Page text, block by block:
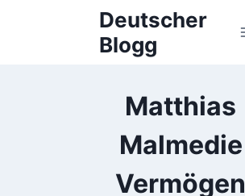
Deutscher
Blogg
Matthias
Malmedie
Vermögen